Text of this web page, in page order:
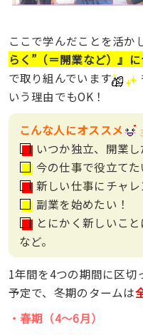
ここで学んだことを活か
らく”（＝開業など）』
で取り組んでいます
いう理由でもOK！
こんな人にオススメ
いつか独立、開業し
今の仕事で役立て
新しい仕事にチャレ
副業を始めたい！
とにかく新しいこ
など。
1年間を4つの期間に区切
予定で、冬期のタームは
・春期（4〜6月）